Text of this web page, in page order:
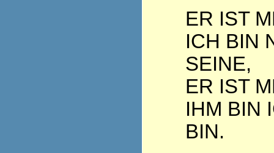
ER IST
ICH BIN
SEINE,
ER IST
IHM BIN
BIN.